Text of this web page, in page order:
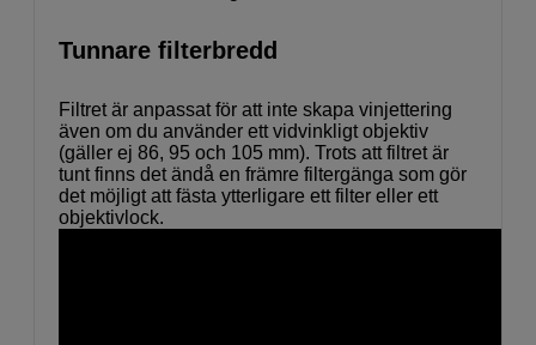
Tunnare filterbredd
Filtret är anpassat för att inte skapa vinjettering
även om du använder ett vidvinkligt objektiv
(gäller ej 86, 95 och 105 mm). Trots att filtret är
tunt finns det ändå en främre filtergänga som gör
det möjligt att fästa ytterligare ett filter eller ett
objektivlock.